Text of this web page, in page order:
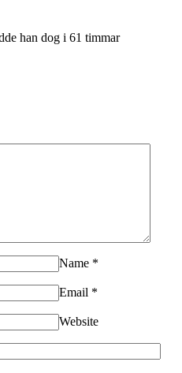
han dog i 61 timmar
Name *
Email *
Website